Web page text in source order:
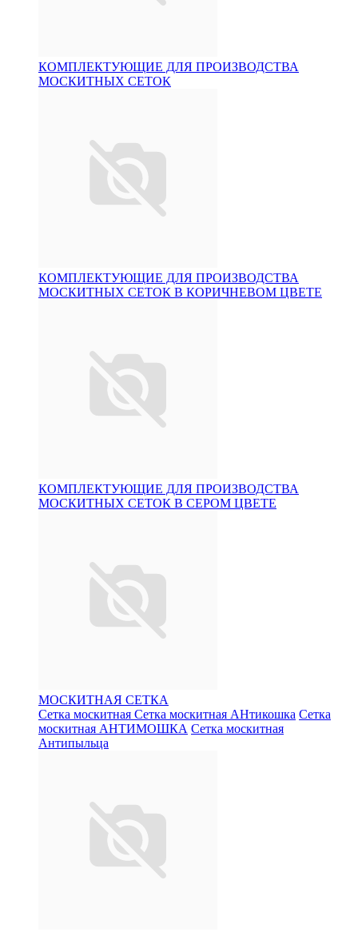
КОМПЛЕКТУЮЩИЕ ДЛЯ ПРОИЗВОДСТВА
МОСКИТНЫХ СЕТОК
КОМПЛЕКТУЮЩИЕ ДЛЯ ПРОИЗВОДСТВА
МОСКИТНЫХ СЕТОК В КОРИЧНЕВОМ ЦВЕТЕ
КОМПЛЕКТУЮЩИЕ ДЛЯ ПРОИЗВОДСТВА
МОСКИТНЫХ СЕТОК В СЕРОМ ЦВЕТЕ
МОСКИТНАЯ СЕТКА
Сетка москитная Сетка москитная АНтикошка Сетка
москитная АНТИМОШКА Сетка москитная
Антипыльца